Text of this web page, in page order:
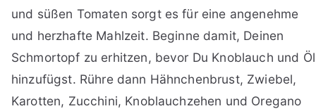
und süßen Tomaten sorgt es für eine angenehme
und herzhafte Mahlzeit. Beginne damit, Deinen
Schmortopf zu erhitzen, bevor Du Knoblauch und Öl
hinzufügst. Rühre dann Hähnchenbrust, Zwiebel,
Karotten, Zucchini, Knoblauchzehen und Oregano